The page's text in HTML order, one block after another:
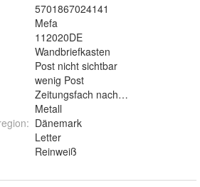
5701867024141
Mefa
112020DE
Wandbriefkasten
Post nicht sichtbar
wenig Post
Zeitungsfach nachrüstbar
Metall
: Dänemark
Letter
Reinweiß